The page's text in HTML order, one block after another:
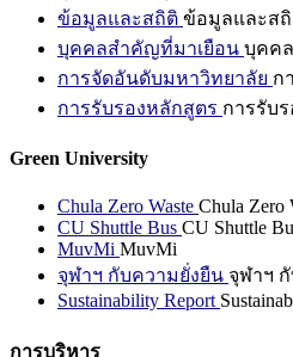
ข้อมูลและสถิติ ข้อมูลและส
บุคคลสำคัญที่มาเยือน บุคค
การจัดอันดับมหาวิทยาลัย ก
การรับรองหลักสูตร การรับ
Green University
Chula Zero Waste Chula Zero
CU Shuttle Bus CU Shuttle
MuvMi MuvMi
จุฬาฯ กับความยั่งยืน จุฬาฯ
Sustainability Report
การบริหาร